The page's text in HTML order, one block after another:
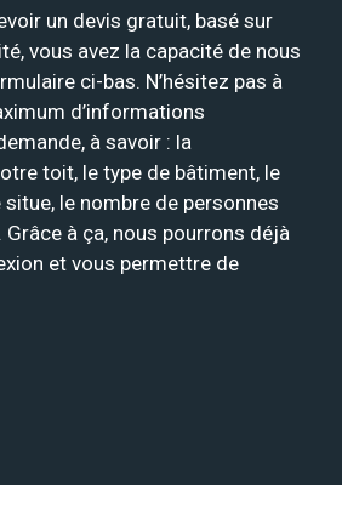
un devis gratuit, basé sur
vous avez la capacité de nous
ci-bas. N’hésitez pas à
d’informations
à savoir : la
toit, le type de bâtiment, le
le nombre de personnes
à ça, nous pourrons déjà
et vous permettre de